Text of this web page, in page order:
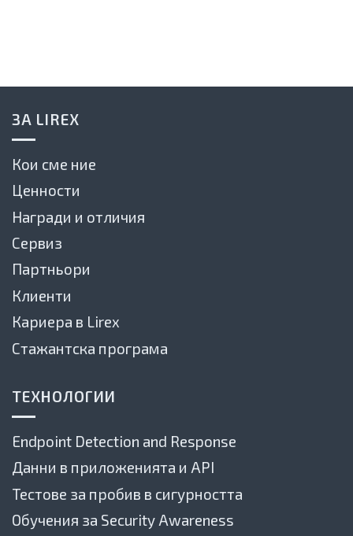
ЗА LIREX
Кои сме ние
Ценности
Награди и отличия
Сервиз
Партньори
Клиенти
Кариера в Lirex
Стажантска програма
ТЕХНОЛОГИИ
Endpoint Detection and Response
Данни в приложенията и API
Тестове за пробив в сигурността
Обучения за Security Awareness